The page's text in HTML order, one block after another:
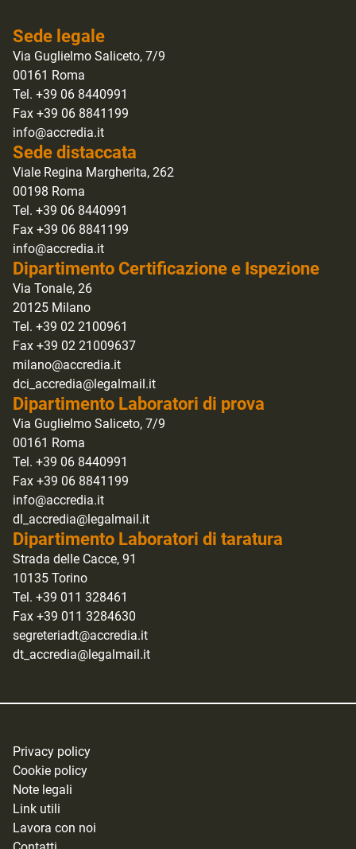
Sede legale
Via Guglielmo Saliceto, 7/9
00161 Roma
Tel. +39 06 8440991
Fax +39 06 8841199
info@accredia.it
Sede distaccata
Viale Regina Margherita, 262
00198 Roma
Tel. +39 06 8440991
Fax +39 06 8841199
info@accredia.it
Dipartimento Certificazione e Ispezione
Via Tonale, 26
20125 Milano
Tel. +39 02 2100961
Fax +39 02 21009637
milano@accredia.it
dci_accredia@legalmail.it
Dipartimento Laboratori di prova
Via Guglielmo Saliceto, 7/9
00161 Roma
Tel. +39 06 8440991
Fax +39 06 8841199
info@accredia.it
dl_accredia@legalmail.it
Dipartimento Laboratori di taratura
Strada delle Cacce, 91
10135 Torino
Tel. +39 011 328461
Fax +39 011 3284630
segreteriadt@accredia.it
dt_accredia@legalmail.it
Privacy policy
Cookie policy
Note legali
Link utili
Lavora con noi